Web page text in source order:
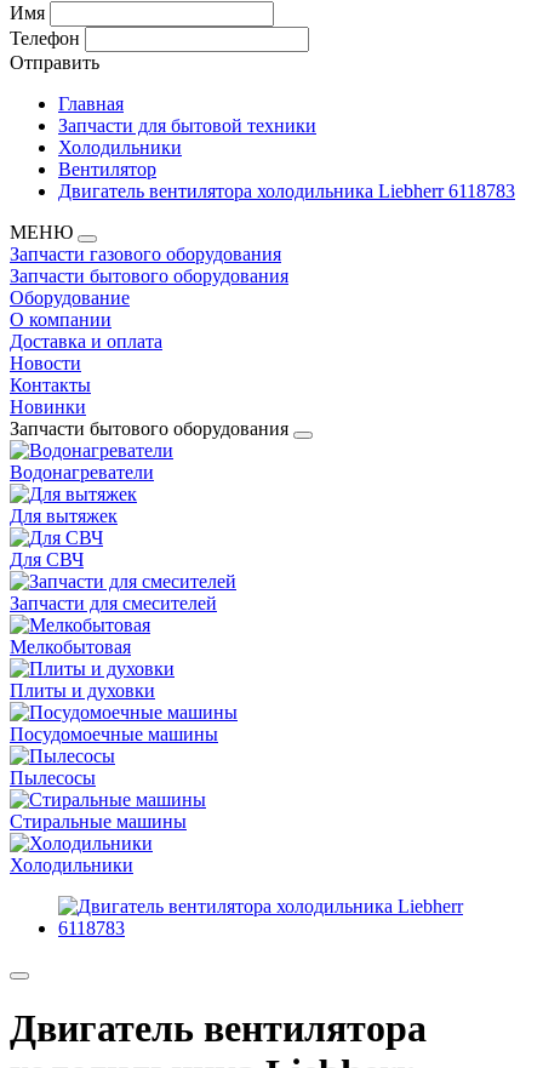
Имя
Телефон
Отправить
Главная
Запчасти для бытовой техники
Холодильники
Вентилятор
Двигатель вентилятора холодильника Liebherr 6118783
МЕНЮ
Запчасти газового оборудования
Запчасти бытового оборудования
Оборудование
О компании
Доставка и оплата
Новости
Контакты
Новинки
Запчасти бытового оборудования
Водонагреватели
Для вытяжек
Для СВЧ
Запчасти для смесителей
Мелкобытовая
Плиты и духовки
Посудомоечные машины
Пылесосы
Стиральные машины
Холодильники
Двигатель вентилятора